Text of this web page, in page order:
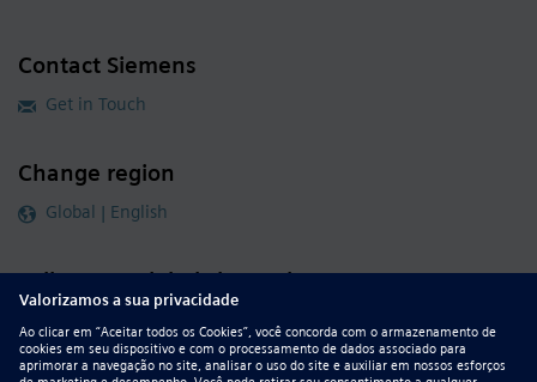
Contact Siemens
Get in Touch
Change region
Global | English
Follow our global channels